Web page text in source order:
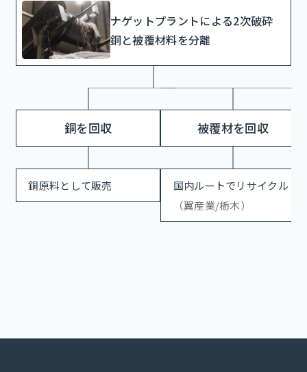
ナゲットプラントによる2次破砕
銅と被覆材料を分離
銅を回収
銅原料として販売
被覆材を回収
国内ルートでリサイクル
（翼産業/栃木）